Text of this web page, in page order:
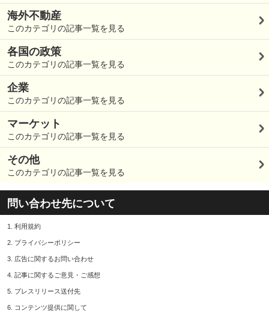
海外不動産
このカテゴリの記事一覧を見る
各国の政策
このカテゴリの記事一覧を見る
企業
このカテゴリの記事一覧を見る
マーケット
このカテゴリの記事一覧を見る
その他
このカテゴリの記事一覧を見る
問い合わせ先について
1. 利用規約
2. プライバシーポリシー
3. 広告に関するお問い合わせ
4. 記事に関するご意見・ご感想
5. プレスリリース送付先
6. コンテンツ提供に関して